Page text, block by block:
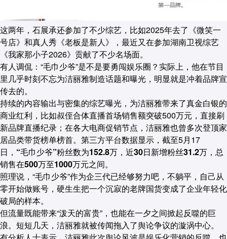
这两年，石展承还参加了不少综艺，比如2025年去了《微笑一
号店》和真人秀《老板是新人》，最近又在参加湖南卫视综艺
《我家那小子2026》贡献了不少名场面。
有人调侃：“毛巾少爷”是不是要勇闯娱乐圈？实际上，他在节目
里几乎时刻不忘为洁丽雅制造话题和曝光，明显就是冲着品牌宣
传去的。
持续的内容输出与密集的综艺曝光，为洁丽雅带来了真金白银的
商业红利，比如叔侄合体直播首场销售额突破500万元，直接刷
新品牌直播纪录；在各大电商促销节点，洁丽雅也曾多次登顶家
居品类带货榜单榜首。第三方平台数据显示，截至5月17
日， “毛巾少爷”粉丝数为152.8万，近30日新增粉丝31.2万，总
销售在500万至1000万元之间。
照理说，“毛巾少爷”作为企三代已经够努力吧，不躺平，自己从
零开始做账号，硬生生把一个沉寂的老牌国货变成了企业年轻化
破局的样本。
但流量既能带来“泼天的富贵”，也能在一夕之间掀起反噬的巨
浪。短短几天，洁丽雅就被传闻拖入了舆论争议的漩涡中心。